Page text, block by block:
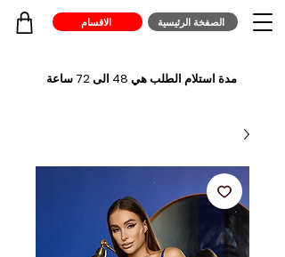
الصفخة الرئيسية الاقسام
مدة استلام الطلب هي 48 الى 72 ساعة